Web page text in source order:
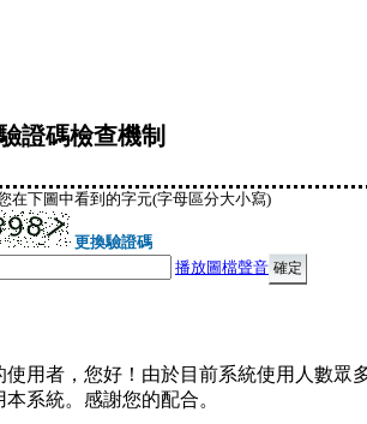
證碼檢查機制
在下圖中看到的字元(字母區分大小寫)
更換驗證碼
播放圖檔聲音
使用者，您好！由於目前系統使用人數眾
本系統。感謝您的配合。